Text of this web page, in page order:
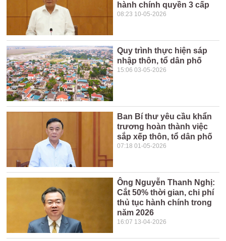
hành chính quyền 3 cấp
08:23 10-05-2026
Quy trình thực hiện sáp
nhập thôn, tổ dân phố
15:06 03-05-2026
Ban Bí thư yêu cầu khẩn
trương hoàn thành việc
sắp xếp thôn, tổ dân phố
07:18 01-05-2026
Ông Nguyễn Thanh Nghị:
Cắt 50% thời gian, chi phí
thủ tục hành chính trong
năm 2026
16:07 13-04-2026